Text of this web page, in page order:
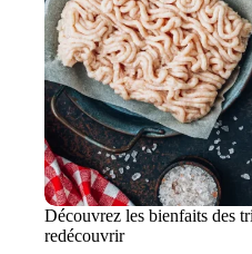
Découvrez les bienfaits des
redécouvrir